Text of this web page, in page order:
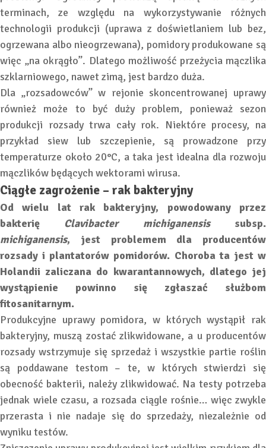
terminach, ze względu na wykorzystywanie różnych
technologii produkcji (uprawa z doświetlaniem lub bez,
ogrzewana albo nieogrzewana), pomidory produkowane są
więc „na okrągło”. Dlatego możliwość przeżycia mączlika
szklarniowego, nawet zimą, jest bardzo duża.
Dla „rozsadowców” w rejonie skoncentrowanej uprawy
również może to być duży problem, ponieważ sezon
produkcji rozsady trwa cały rok. Niektóre procesy, na
przykład siew lub szczepienie, są prowadzone przy
temperaturze około 20°C, a taka jest idealna dla rozwoju
mączlików będących wektorami wirusa.
Ciągłe zagrożenie – rak bakteryjny
Od wielu lat rak bakteryjny, powodowany przez
bakterię Clavibacter michiganensissubsp.
michiganensis, jest problemem dla producentów
rozsady i plantatorów pomidorów. Choroba ta jest w
Holandii zaliczana do kwarantannowych, dlatego jej
wystąpienie powinno się zgłaszać służbom
fitosanitarnym.
Produkcyjne uprawy pomidora, w których wystąpił rak
bakteryjny, muszą zostać zlikwidowane, a u producentów
rozsady wstrzymuje się sprzedaż i wszystkie partie roślin
są poddawane testom – te, w których stwierdzi się
obecność bakterii, należy zlikwidować. Na testy potrzeba
jednak wiele czasu, a rozsada ciągle rośnie… więc zwykle
przerasta i nie nadaje się do sprzedaży, niezależnie od
wyniku testów.